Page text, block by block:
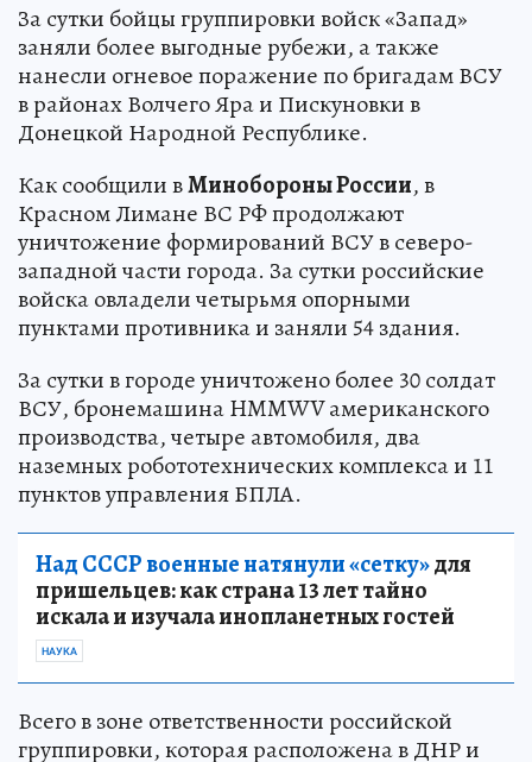
За сутки бойцы группировки войск «Запад»
заняли более выгодные рубежи, а также
нанесли огневое поражение по бригадам ВСУ
в районах Волчего Яра и Пискуновки в
Донецкой Народной Республике.
Как сообщили вМинобороны России, в
Красном Лимане ВС РФ продолжают
уничтожение формирований ВСУ в северо-
западной части города. За сутки российские
войска овладели четырьмя опорными
пунктами противника и заняли 54 здания.
За сутки в городе уничтожено более 30 солдат
ВСУ, бронемашина HMMWV американского
производства, четыре автомобиля, два
наземных робототехнических комплекса и 11
пунктов управления БПЛА.
Над СССР военные натянули «сетку»для
пришельцев: как страна 13 лет тайно
искала и изучала инопланетных гостей
НАУКА
Всего в зоне ответственности российской
группировки, которая расположена в ДНР и